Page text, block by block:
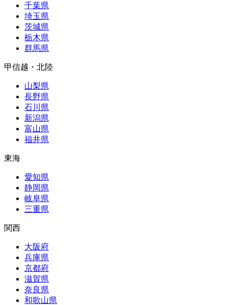
千葉県
埼玉県
茨城県
栃木県
群馬県
甲信越・北陸
山梨県
長野県
石川県
新潟県
富山県
福井県
東海
愛知県
静岡県
岐阜県
三重県
関西
大阪府
兵庫県
京都府
滋賀県
奈良県
和歌山県